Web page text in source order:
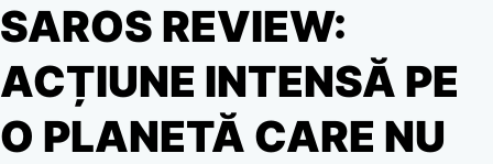
SAROS REVIEW:
ACȚIUNE INTENSĂ PE
O PLANETĂ CARE NU